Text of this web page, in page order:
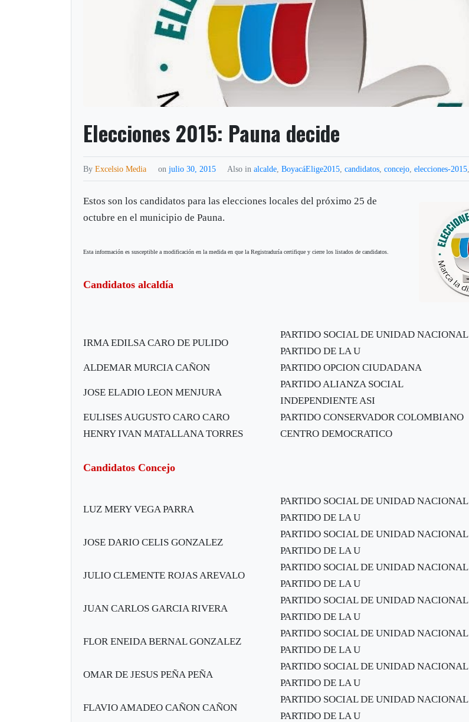
Elecciones 2015: Pauna decide
ByExcelsio Media onjulio 30, 2015 Also inalcalde ,BoyacáElige2015 ,candidatos ,concejo ,elecciones-2015
Estos son los candidatos para las elecciones locales del próximo 25 de
octubre en el municipio de Pauna.
Esta información es susceptible a modificación en la medida en que la Registraduría certifique y cierre los listados de candidatos.
Candidatos alcaldía
IRMA EDILSA CARO DE PULIDO
PARTIDO SOCIAL DE UNIDAD NACIONAL
PARTIDO DE LA U
ALDEMAR MURCIA CAÑON
PARTIDO OPCION CIUDADANA
JOSE ELADIO LEON MENJURA
PARTIDO ALIANZA SOCIAL
INDEPENDIENTE ASI
EULISES AUGUSTO CARO CARO
PARTIDO CONSERVADOR COLOMBIANO
HENRY IVAN MATALLANA TORRES
CENTRO DEMOCRATICO
Candidatos Concejo
LUZ MERY VEGA PARRA
PARTIDO SOCIAL DE UNIDAD NACIONAL
PARTIDO DE LA U
JOSE DARIO CELIS GONZALEZ
PARTIDO SOCIAL DE UNIDAD NACIONAL
PARTIDO DE LA U
JULIO CLEMENTE ROJAS AREVALO
PARTIDO SOCIAL DE UNIDAD NACIONAL
PARTIDO DE LA U
JUAN CARLOS GARCIA RIVERA
PARTIDO SOCIAL DE UNIDAD NACIONAL
PARTIDO DE LA U
FLOR ENEIDA BERNAL GONZALEZ
PARTIDO SOCIAL DE UNIDAD NACIONAL
PARTIDO DE LA U
OMAR DE JESUS PEÑA PEÑA
PARTIDO SOCIAL DE UNIDAD NACIONAL
PARTIDO DE LA U
FLAVIO AMADEO CAÑON CAÑON
PARTIDO SOCIAL DE UNIDAD NACIONAL
PARTIDO DE LA U